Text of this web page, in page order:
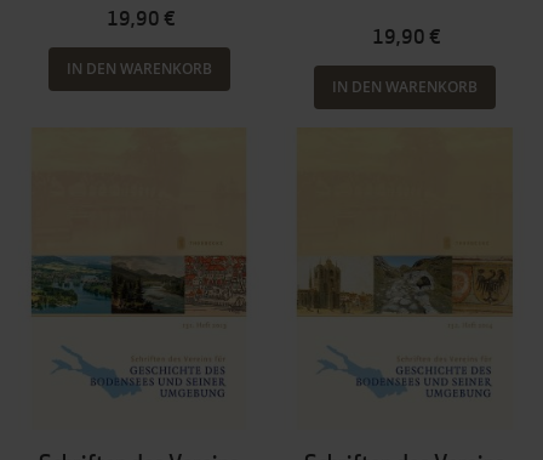
19,90 €
IN DEN WARENKORB
19,90 €
IN DEN WARENKORB